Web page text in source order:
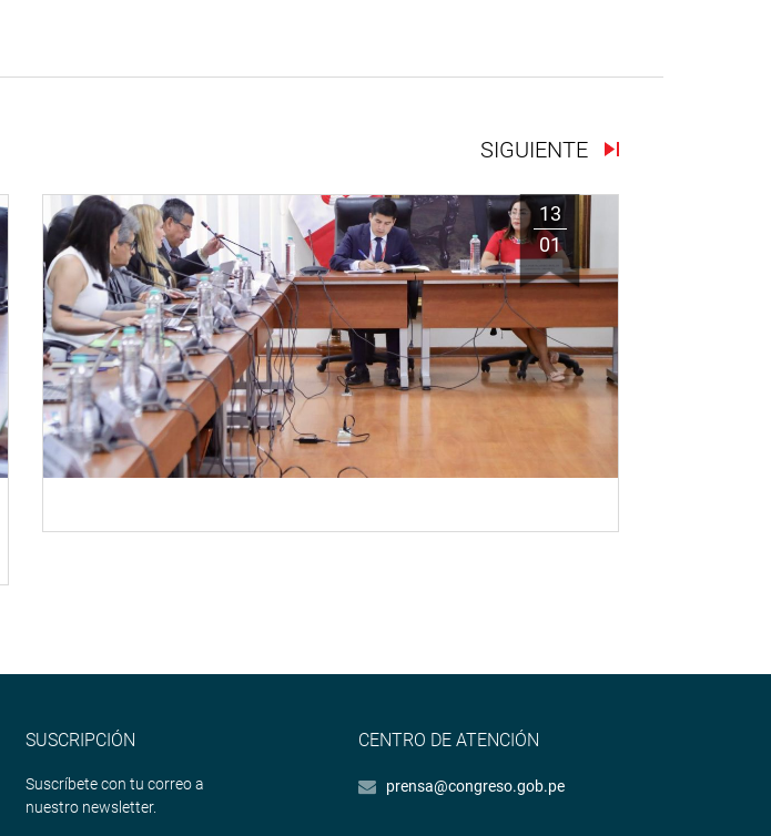
SIGUIENTE
13
01
SUSCRIPCIÓN
Suscríbete con tu correo a
nuestro newsletter.
CENTRO DE ATENCIÓN
prensa@congreso.gob.pe